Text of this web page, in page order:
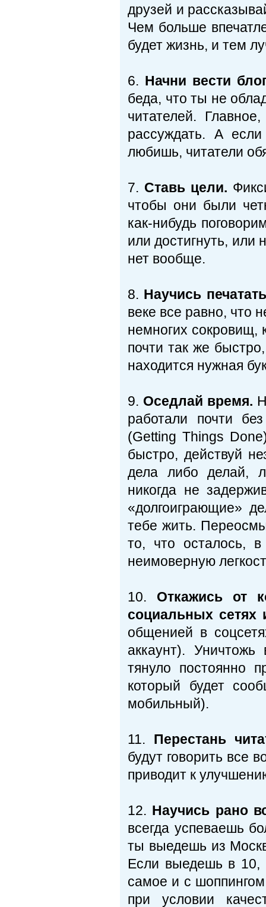
друзей и
Чем больше
будет жизнь, и тем
6. Начни вести
беда, что ты не
читателей.
рассуждать. А
любишь, читатели
7. Ставь цели.
чтобы они были
как-нибудь
или достигнуть, или
нет вообще.
8. Научись
веке все равно, что
немногих сокровищ,
почти так же
находится нужная
9. Оседлай время.
работали почти
(Getting Things
быстро, действуй
дела либо делай,
никогда не
«долгоиграющие»
тебе жить.
то, что осталось,
неимоверную
10. Откажись от
социальных сетях
общенией в
аккаунт).
тянуло постоянно
который будет
мобильный).
11. Перестань
будут говорить все
приводит к
12. Научись рано
всегда успеваешь
ты выедешь из
Если выедешь в 10,
самое и с
при условии